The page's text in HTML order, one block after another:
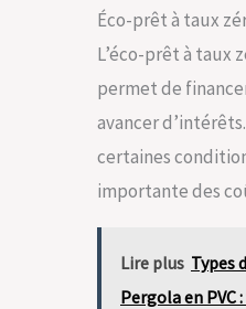
Éco-prêt à taux
L’éco-prêt à taux
permet de
avancer
certaines
importante des
Lire plus Types
Pergola en PVC